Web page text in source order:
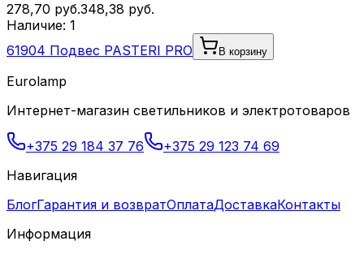
278,70 руб.348,38 руб.
Наличие: 1
61904 Подвес PASTERI PRO
В корзину
Eurolamp
Интернет-магазин светильников и электротоваров
+375 29 184 37 76
+375 29 123 74 69
Навигация
БлогГарантия и возвратОплатаДоставкаКонтакты
Информация